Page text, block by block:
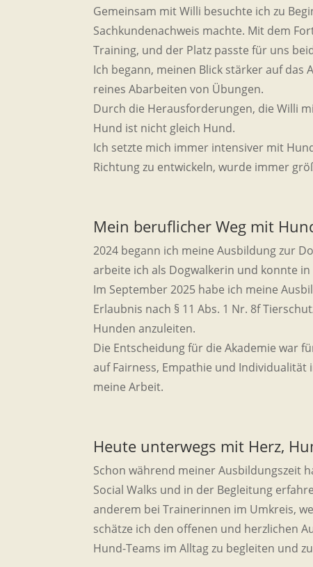
Gemeinsam mit Willi besuchte ich zu
Sachkundenachweis machte. Mit dem
Training, und der Platz passte für uns
Ich begann, meinen Blick stärker auf
reines Abarbeiten von Übungen.
Durch die Herausforderungen, die Willi
Hund ist nicht gleich Hund.
Ich setzte mich immer intensiver mit
Richtung zu entwickeln, wurde immer
Mein beruflicher Weg mit
2024 begann ich meine Ausbildung zur
arbeite ich als Dogwalkerin und konnte
Im September 2025 habe ich meine
Erlaubnis nach § 11 Abs. 1 Nr. 8f
Hunden anzuleiten.
Die Entscheidung für die Akademie war
auf Fairness, Empathie und
meine Arbeit.
Heute unterwegs mit Herz,
Schon während meiner Ausbildungszeit
Social Walks und in der Begleitung
anderem bei Trainerinnen im Umkreis,
schätze ich den offenen und herzlichen
Hund-Teams im Alltag zu begleiten und